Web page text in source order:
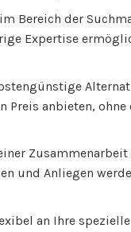
Bereich der
Expertise
Preis anbieten,
und Anliegen
an Ihre